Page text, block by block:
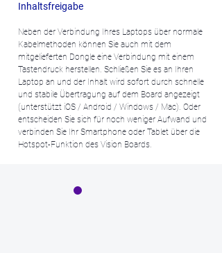
Inhaltsfreigabe
Neben der Verbindung Ihres Laptops über normale
Kabelmethoden können Sie auch mit dem
mitgelieferten Dongle eine Verbindung mit einem
Tastendruck herstellen. Schließen Sie es an Ihren
Laptop an und der Inhalt wird sofort durch schnelle
und stabile Übertragung auf dem Board angezeigt
(unterstützt iOS / Android / Windows / Mac). Oder
entscheiden Sie sich für noch weniger Aufwand und
verbinden Sie Ihr Smartphone oder Tablet über die
Hotspot-Funktion des Vision Boards.